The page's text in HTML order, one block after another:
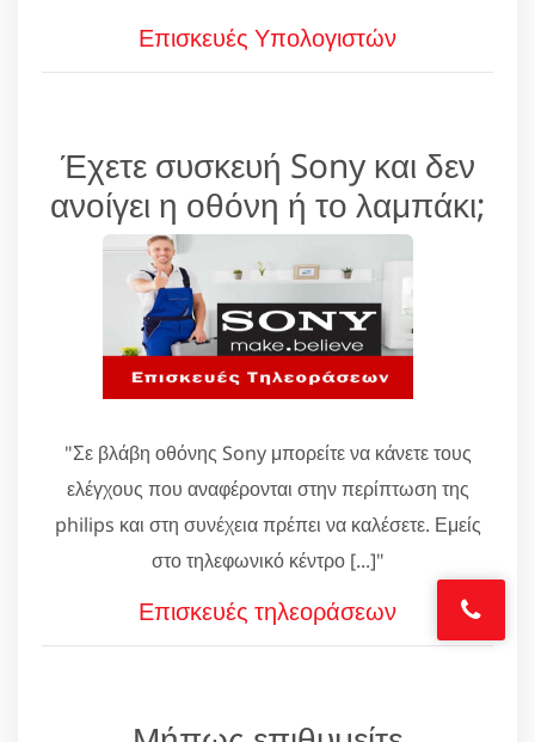
Επισκευές Υπολογιστών
Έχετε συσκευή Sony και δεν
ανοίγει η οθόνη ή το λαμπάκι;
"Σε βλάβη οθόνης Sony μπορείτε να κάνετε τους
ελέγχους που αναφέρονται στην περίπτωση της
philips και στη συνέχεια πρέπει να καλέσετε. Εμείς
στο τηλεφωνικό κέντρο [...]"
Επισκευές τηλεοράσεων